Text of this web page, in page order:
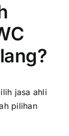
jasa ahli
pilihan